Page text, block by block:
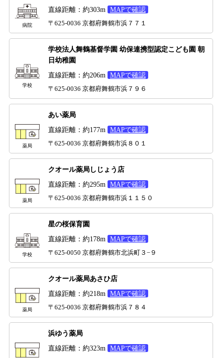
病院
直線距離：約303m MAPで確認
〒625-0036 京都府舞鶴市浜７７１
学校
学校法人舞鶴基督学園 幼保連携型認定こども園 朝
日幼稚園
直線距離：約206m MAPで確認
〒625-0036 京都府舞鶴市浜７９６
薬局
あい薬局
直線距離：約177m MAPで確認
〒625-0036 京都府舞鶴市浜８０１
薬局
クオール薬局しじょう店
直線距離：約295m MAPで確認
〒625-0036 京都府舞鶴市浜１１５０
学校
星の桜保育園
直線距離：約178m MAPで確認
〒625-0050 京都府舞鶴市北浜町３−９
薬局
クオール薬局あさひ店
直線距離：約218m MAPで確認
〒625-0036 京都府舞鶴市浜７８４
浜ゆう薬局
直線距離：約323m MAPで確認